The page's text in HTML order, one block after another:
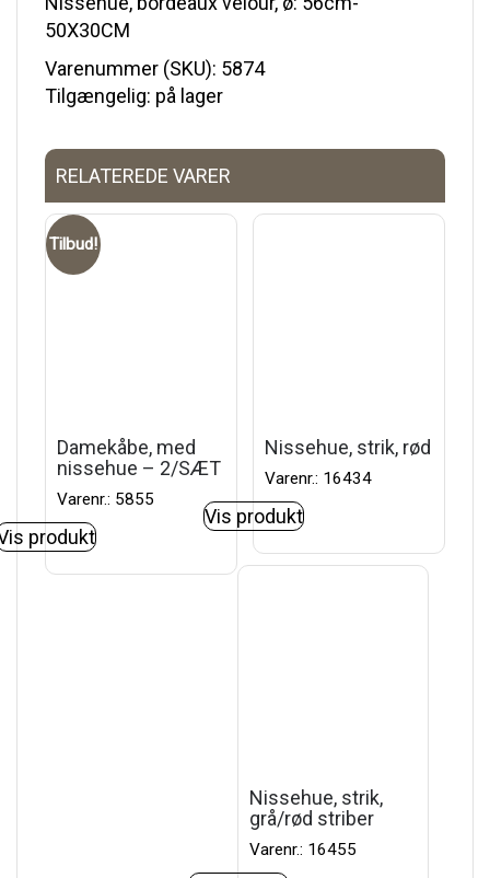
50X30CM
Varenummer (SKU): 5874
Tilgængelig: på lager
RELATEREDE VARER
Tilbud!
Damekåbe, med
nissehue – 2/SÆT
Varenr.: 5855
produkt
Nissehue, strik, rød
Varenr.: 16434
Vis produkt
Nissehue, strik,
grå/rød striber
Varenr.: 16455